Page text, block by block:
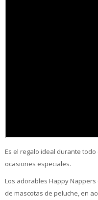
Es el regalo ideal durante
ocasiones especiales.
Los adorables Happy
de mascotas de peluche, en